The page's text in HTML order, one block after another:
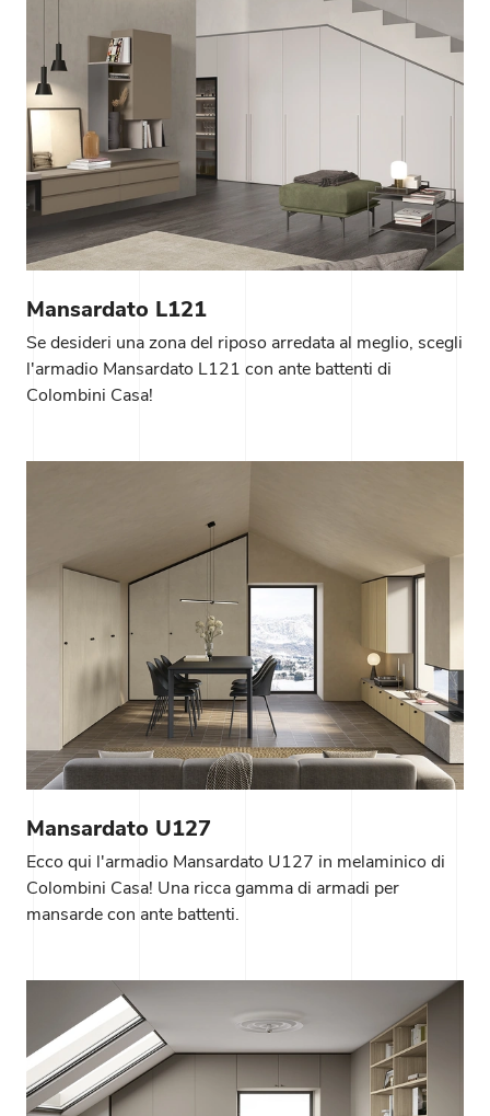
Mansardato L121
Se desideri una zona del riposo arredata al meglio, scegli
l'armadio Mansardato L121 con ante battenti di
Colombini Casa!
Mansardato U127
Ecco qui l'armadio Mansardato U127 in melaminico di
Colombini Casa! Una ricca gamma di armadi per
mansarde con ante battenti.